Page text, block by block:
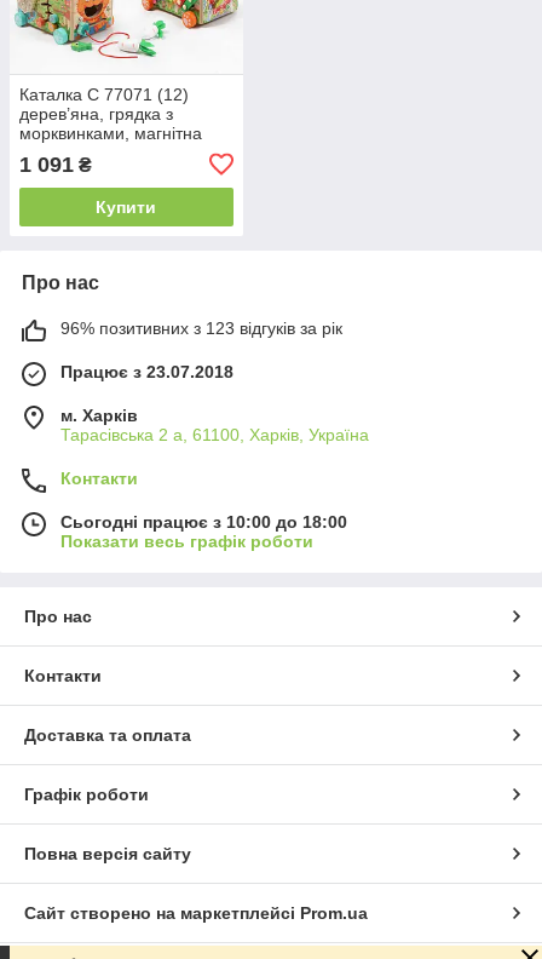
Каталка C 77071 (12)
дерев’яна, грядка з
морквинками, магнітна
ксилофон, годинник з
рухомими стрілками,
1 091 ₴
Купити
Про нас
96% позитивних з 123 відгуків за рік
Працює з 23.07.2018
м. Харків
Тарасівська 2 а, 61100, Харків, Україна
Контакти
Сьогодні працює з 10:00 до 18:00
Показати весь графік роботи
Про нас
Контакти
Доставка та оплата
Графік роботи
Повна версія сайту
Сайт створено на маркетплейсі Prom.ua